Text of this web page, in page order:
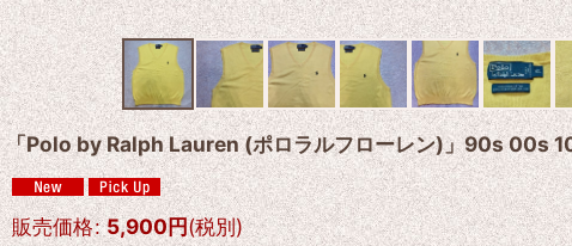
「Polo by Ralph Lauren (ポロラルフローレン)」90s 00s
販売価格: 5,900円(税別)